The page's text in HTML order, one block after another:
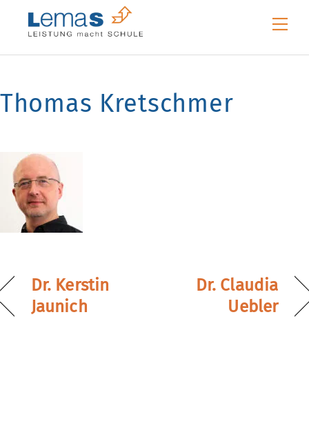
Thomas Kretschmer
Dr. Kerstin
Jaunich
Dr. Claudia
Uebler